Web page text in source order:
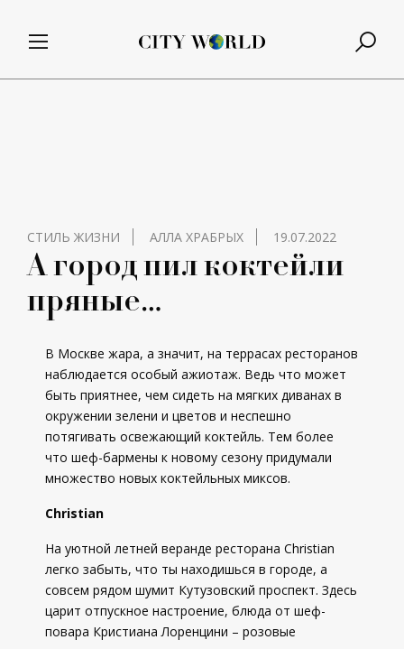
СТИЛЬ ЖИЗНИ АЛЛА ХРАБРЫХ 19.07.2022
А город пил коктейли
пряные…
В Москве жара, а значит, на террасах ресторанов
наблюдается особый ажиотаж. Ведь что может
быть приятнее, чем сидеть на мягких диванах в
окружении зелени и цветов и неспешно
потягивать освежающий коктейль. Тем более
что шеф-бармены к новому сезону придумали
множество новых коктейльных миксов.
Christian
На уютной летней веранде ресторана Christian
легко забыть, что ты находишься в городе, а
совсем рядом шумит Кутузовский проспект. Здесь
царит отпускное настроение, блюда от шеф-
повара Кристиана Лоренцини – розовые